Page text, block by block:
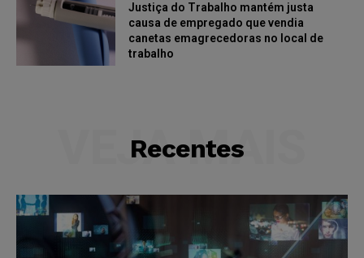
Justiça do Trabalho mantém justa
causa de empregado que vendia
canetas emagrecedoras no local de
trabalho
Recentes
VEJA MAIS